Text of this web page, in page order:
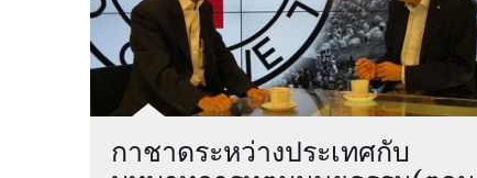
กาชาดระหว่างประเทศกับ